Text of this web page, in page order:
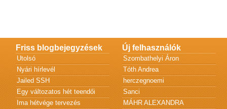
Friss blogbejegyzések
Utolsó
Nyári hírlevél
Jailed SSH
Egy változatos hét teendői
Ima hétvége tervezés
Új felhasználók
Szombathelyi Áron
Tóth Andrea
herczegnoemi
Sanci
MÁHR ALEXANDRA